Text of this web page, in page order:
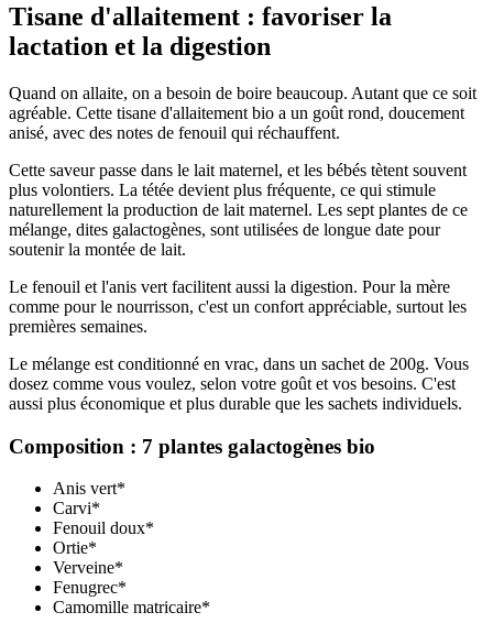
Tisane d'allaitement : favoriser la
lactation et la digestion
Quand on allaite, on a besoin de boire beaucoup. Autant que ce soit
agréable. Cette tisane d'allaitement bio a un goût rond, doucement
anisé, avec des notes de fenouil qui réchauffent.
Cette saveur passe dans le lait maternel, et les bébés tètent souvent
plus volontiers. La tétée devient plus fréquente, ce qui stimule
naturellement la production de lait maternel. Les sept plantes de ce
mélange, dites galactogènes, sont utilisées de longue date pour
soutenir la montée de lait.
Le fenouil et l'anis vert facilitent aussi la digestion. Pour la mère
comme pour le nourrisson, c'est un confort appréciable, surtout les
premières semaines.
Le mélange est conditionné en vrac, dans un sachet de 200g. Vous
dosez comme vous voulez, selon votre goût et vos besoins. C'est
aussi plus économique et plus durable que les sachets individuels.
Composition : 7 plantes galactogènes bio
Anis vert*
Carvi*
Fenouil doux*
Ortie*
Verveine*
Fenugrec*
Camomille matricaire*